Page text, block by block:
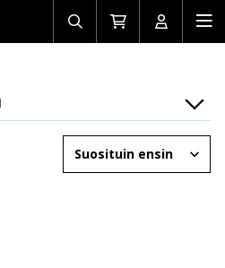
Avaa/sulje
haku
Siirry
ostoskoriin
Avaa/
Järjestä